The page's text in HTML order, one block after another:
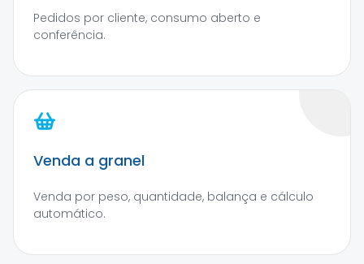
Pedidos por cliente, consumo aberto e
conferência.
Venda a granel
Venda por peso, quantidade, balança e cálculo
automático.